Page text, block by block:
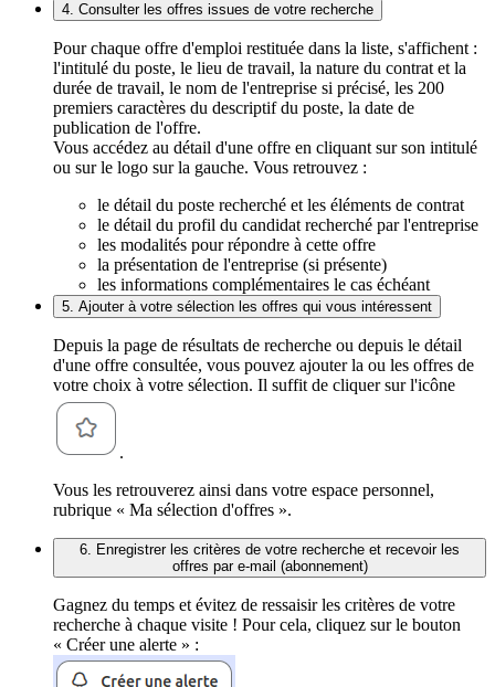
4. Consulter les offres issues de votre recherche
Pour chaque offre d'emploi restituée dans la liste, s'affichent :
l'intitulé du poste, le lieu de travail, la nature du contrat et la
durée de travail, le nom de l'entreprise si précisé, les 200
premiers caractères du descriptif du poste, la date de
publication de l'offre.
Vous accédez au détail d'une offre en cliquant sur son intitulé
ou sur le logo sur la gauche. Vous retrouvez :
le détail du poste recherché et les éléments de contrat
le détail du profil du candidat recherché par l'entreprise
les modalités pour répondre à cette offre
la présentation de l'entreprise (si présente)
les informations complémentaires le cas échéant
5. Ajouter à votre sélection les offres qui vous intéressent
Depuis la page de résultats de recherche ou depuis le détail
d'une offre consultée, vous pouvez ajouter la ou les offres de
votre choix à votre sélection. Il suffit de cliquer sur l'icône
.
Vous les retrouverez ainsi dans votre espace personnel,
rubrique « Ma sélection d'offres ».
6. Enregistrer les critères de votre recherche et recevoir les
offres par e-mail (abonnement)
Gagnez du temps et évitez de ressaisir les critères de votre
recherche à chaque visite ! Pour cela, cliquez sur le bouton
« Créer une alerte » :